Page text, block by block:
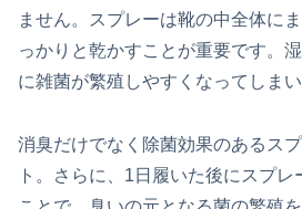
ません。スプレーは靴の中全体に
っかりと乾かすことが重要です。
に雑菌が繁殖しやすくなってしまい
消臭だけでなく除菌効果のあるス
ト。さらに、1日履いた後にスプ